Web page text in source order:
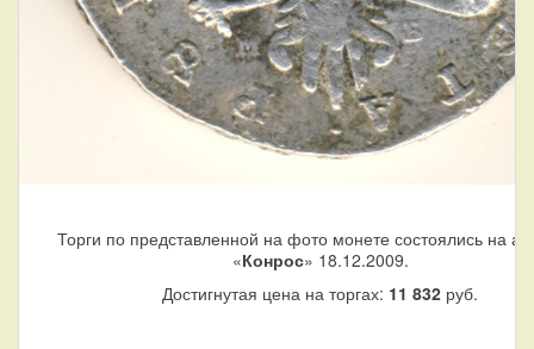
Торги по представленной на фото монете состоялись на
«Конрос» 18.12.2009.
Достигнутая цена на торгах: 11 832 руб.